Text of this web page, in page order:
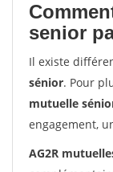
senior
Il existe
sénior. Pour
mutuelle
engagement,
AG2R